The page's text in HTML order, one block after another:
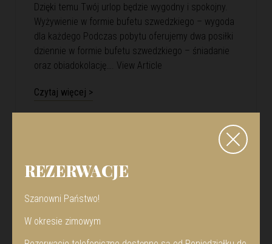
Dzięki temu Twój urlop będzie wygodny i spokojny.
Wyżywienie w formie bufetu szwedzkiego – wygoda
dla każdego Podczas pobytu oferujemy dwa posiłki
dziennie w formie bufetu szwedzkiego – śniadanie
oraz obiadokolację…. View Article
Czytaj więcej >
REZERWACJE
Szanowni Państwo!
W okresie zimowym